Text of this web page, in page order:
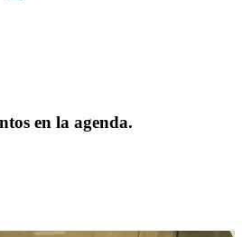
en la agenda.